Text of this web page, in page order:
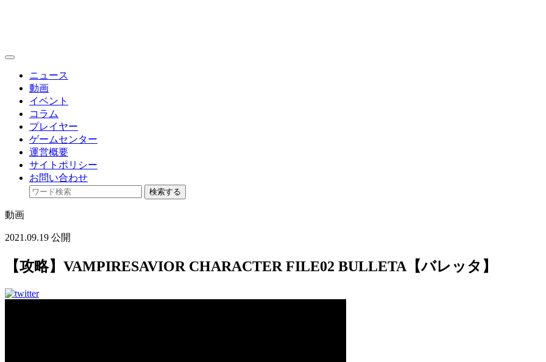
toggle
ニュース
動画
イベント
コラム
プレイヤー
ゲームセンター
運営概要
サイトポリシー
お問い合わせ
検索する
動画
2021.09.19 公開
【攻略】VAMPIRESAVIOR CHARACTER FILE02 BULLETA【バレッタ】